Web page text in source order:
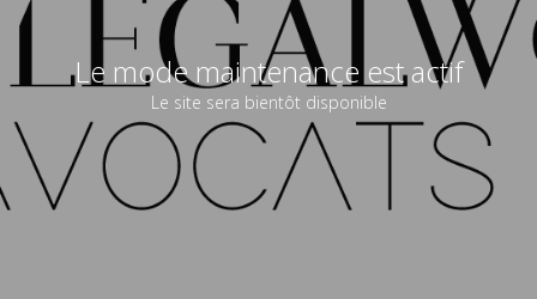
Le mode maintenance est actif
Le site sera bientôt disponible